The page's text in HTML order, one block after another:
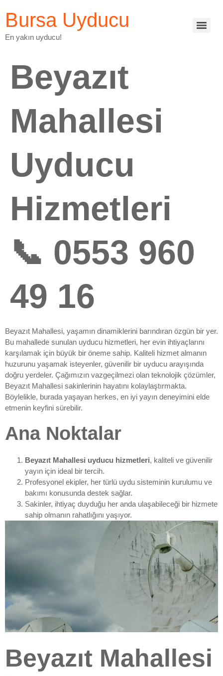
Bursa Uyducu
En yakın uyducu!
Beyazıt
Mahallesi
Uyducu
Hizmetleri
📞 0553 960
49 16
Beyazıt Mahallesi, yaşamın dinamiklerini barındıran özgün bir yer.
Bu mahallede sunulan uyducu hizmetleri, her evin ihtiyaçlarını
karşılamak için büyük bir öneme sahip. Kaliteli hizmet almanın
huzurunu yaşamak isteyenler, güvenilir bir uyducu arayışında
doğru yerdeler. Çağımızın vazgeçilmezi olan teknolojik çözümler,
Beyazıt Mahallesi sakinlerinin hayatını kolaylaştırmakta.
Böylelikle, burada yaşayan herkes, en iyi yayın deneyimini elde
etmenin keyfini sürebilir.
Ana Noktalar
Beyazıt Mahallesi uyducu hizmetleri, kaliteli ve güvenilir
yayın için ideal bir tercih.
Profesyonel ekipler, her türlü uydu sisteminin kurulumu ve
bakımı konusunda destek sağlar.
Sakinler, ihtiyaç duyduğu her anda ulaşabileceği bir hizmete
sahip olmanın rahatlığını yaşıyor.
Beyazıt Mahallesi